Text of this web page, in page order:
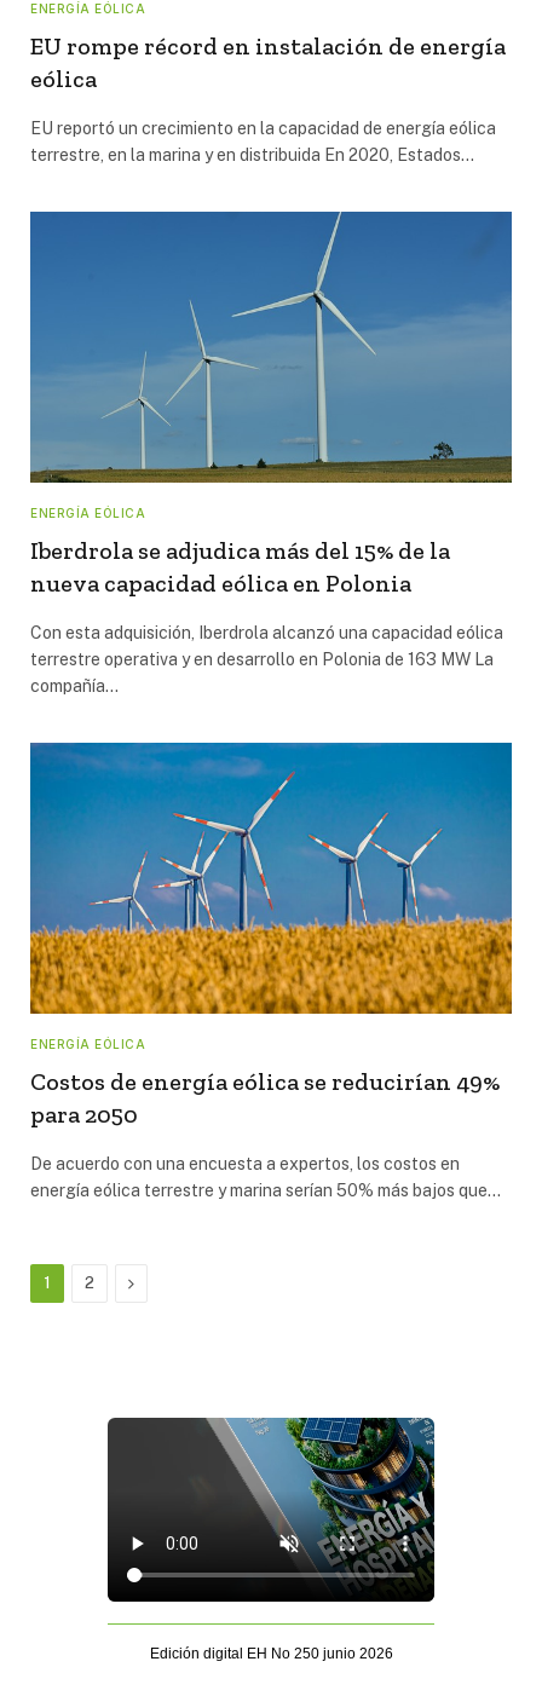
ENERGÍA EÓLICA
EU rompe récord en instalación de energía
eólica
EU reportó un crecimiento en la capacidad de energía eólica
terrestre, en la marina y en distribuida En 2020, Estados…
ENERGÍA EÓLICA
Iberdrola se adjudica más del 15% de la
nueva capacidad eólica en Polonia
Con esta adquisición, Iberdrola alcanzó una capacidad eólica
terrestre operativa y en desarrollo en Polonia de 163 MW La
compañía…
ENERGÍA EÓLICA
Costos de energía eólica se reducirían 49%
para 2050
De acuerdo con una encuesta a expertos, los costos en
energía eólica terrestre y marina serían 50% más bajos que…
1 2 Next
Edición digital EH No 250 junio 2026